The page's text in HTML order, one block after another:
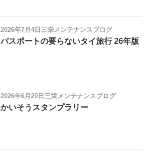
2026年7月4日 三栄メンテナンスブログ
パスポートの要らないタイ旅行 26年版
2026年6月20日 三栄メンテナンスブログ
かいそうスタンプラリー